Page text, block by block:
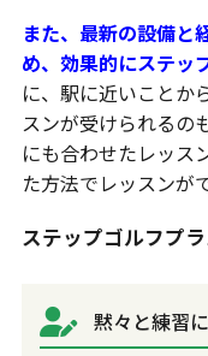
また、最新の設備と
め、効果的にステッ
に、駅に近いことか
スンが受けられるの
にも合わせたレッス
た方法でレッスンが
ステップゴルフプ
黙々と練習